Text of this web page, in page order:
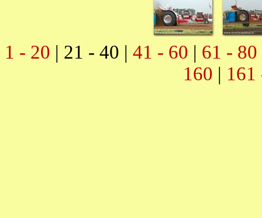
1 - 20 | 21 - 40 | 41 - 60 | 61 - 80
160 | 161